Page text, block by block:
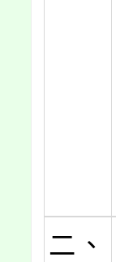
二、